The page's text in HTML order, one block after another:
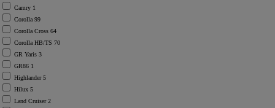
Camry 1
Corolla 99
Corolla Cross 64
Corolla HB/TS 70
GR Yaris 3
GR86 1
Highlander5
Hilux 5
Land Cruiser2